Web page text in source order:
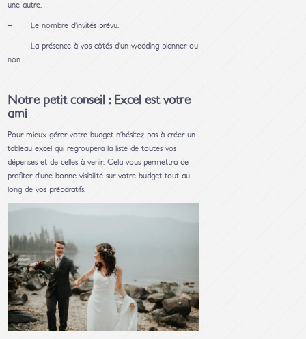
une autre.
– Le nombre d’invités prévu.
– La présence à vos côtés d’un wedding planner ou
non.
Notre petit conseil : Excel est votre
ami
Pour mieux gérer votre budget n’hésitez pas à créer un
tableau excel qui regroupera la liste de toutes vos
dépenses et de celles à venir. Cela vous permettra de
profiter d’une bonne visibilité sur votre budget tout au
long de vos préparatifs.